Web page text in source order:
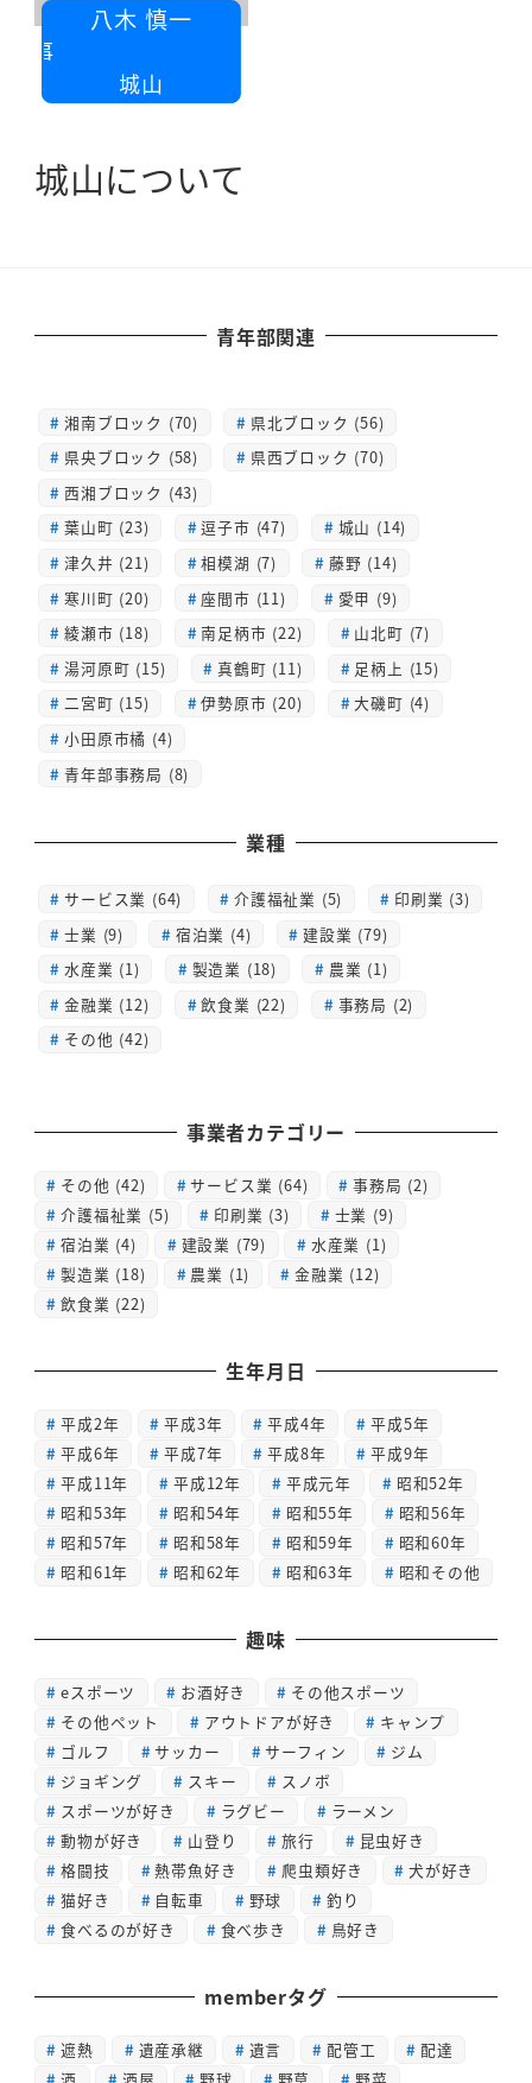
八木 慎一
城山
城山について
青年部関連
湘南ブロック (70)
県北ブロック (56)
県央ブロック (58)
県西ブロック (70)
西湘ブロック (43)
葉山町 (23)
逗子市 (47)
城山 (14)
津久井 (21)
相模湖 (7)
藤野 (14)
寒川町 (20)
座間市 (11)
愛甲 (9)
綾瀬市 (18)
南足柄市 (22)
山北町 (7)
湯河原町 (15)
真鶴町 (11)
足柄上 (15)
二宮町 (15)
伊勢原市 (20)
大磯町 (4)
小田原市橘 (4)
青年部事務局 (8)
業種
サービス業 (64) 介護福祉業 (5)
印刷業 (3)
士業 (9)
宿泊業 (4)
建設業 (79)
水産業 (1)
製造業 (18)
農業 (1)
金融業 (12)
飲食業 (22)
事務局 (2)
その他 (42)
事業者カテゴリー
その他 (42) サービス業 (64) 事務局 (2)
介護福祉業 (5) 印刷業 (3) 士業 (9)
宿泊業 (4) 建設業 (79) 水産業 (1)
製造業 (18) 農業 (1) 金融業 (12)
飲食業 (22)
生年月日
平成2年 平成3年 平成4年
平成5年
平成6年
平成7年 平成8年
平成9年
平成11年
平成12年 平成元年
昭和52年
昭和53年
昭和54年 昭和55年
昭和56年
昭和57年
昭和58年 昭和59年
昭和60年
昭和61年
昭和62年 昭和63年 昭和その他
趣味
eスポーツ お酒好き
その他スポーツ
その他ペット
アウトドアが好き
キャンプ
ゴルフ
サッカー サーフィン
ジム
ジョギング
スキー
スノボ
スポーツが好き
ラグビー
ラーメン
動物が好き
山登り 旅行
昆虫好き
格闘技
熱帯魚好き 爬虫類好き
犬が好き
猫好き
自転車 野球
釣り
食べるのが好き
食べ歩き 鳥好き
memberタグ
遮熱 遺産承継 遺言 配管工
配達